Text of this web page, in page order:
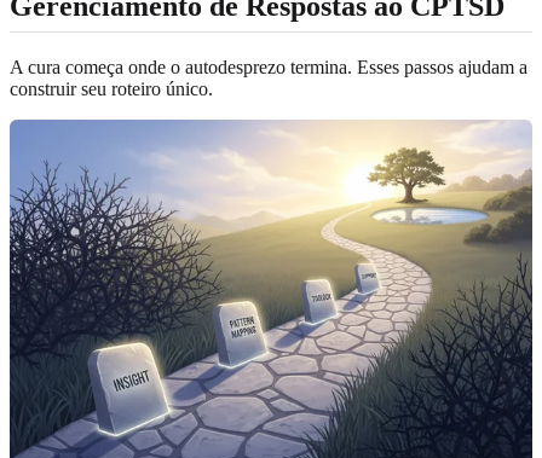
A cura começa onde o autodesprezo termina. Esses passos ajudam a
construir seu roteiro único.